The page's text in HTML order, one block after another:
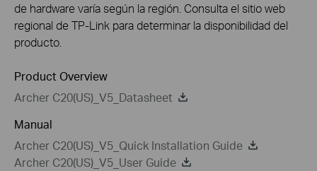
de hardware varía según la región. Consulta el sitio web
regional de TP-Link para determinar la disponibilidad del
producto.
Product Overview
Archer C20(US)_V5_Datasheet
Manual
Archer C20(US)_V5_Quick Installation Guide
Archer C20(US)_V5_User Guide